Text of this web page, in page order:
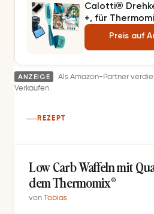
Calotti®
+, für
Einfaches
dank flexibler
patentierter
Made in
Preis auf
ANZEIGE
Als Amazon-Partner
Verkäufen.
REZEPT
Low Carb Waf­feln mit
dem Thermomix®
von Tobias